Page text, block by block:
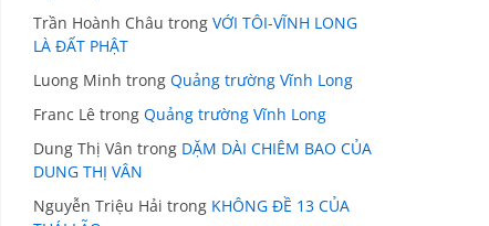
Trần Hoành Châu trong VỚI TÔI-VĨNH LONG
LÀ ĐẤT PHẬT
Luong Minh trong Quảng trường Vĩnh Long
Franc Lê trong Quảng trường Vĩnh Long
Dung Thị Vân trong DẶM DÀI CHIÊM BAO CỦA
DUNG THỊ VÂN
Nguyễn Triệu Hải trong KHÔNG ĐỀ 13 CỦA